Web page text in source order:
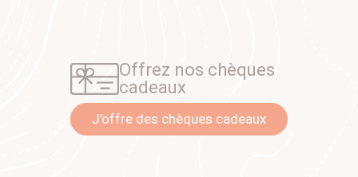
Offrez nos chèques
cadeaux
J'offre des chèques cadeaux